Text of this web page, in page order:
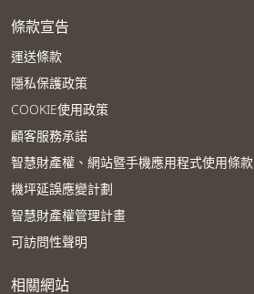
條款宣告
運送條款
隱私保護政策
COOKIE使用政策
顧客服務承諾
智慧財產權、網站暨手機應用程式使用條款
機坪延誤應變計劃
智慧財產權管理計畫
可訪問性聲明
相關網站